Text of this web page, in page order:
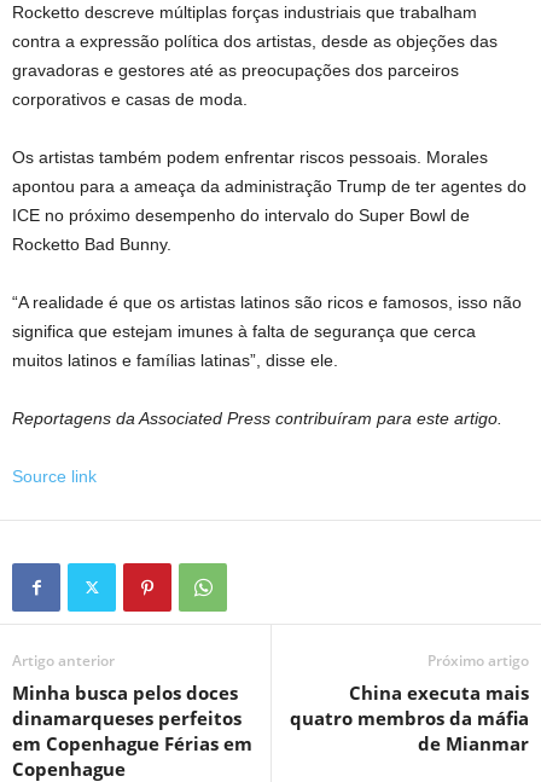
Rocketto descreve múltiplas forças industriais que trabalham
contra a expressão política dos artistas, desde as objeções das
gravadoras e gestores até as preocupações dos parceiros
corporativos e casas de moda.
Os artistas também podem enfrentar riscos pessoais. Morales
apontou para a ameaça da administração Trump de ter agentes do
ICE no próximo desempenho do intervalo do Super Bowl de
Rocketto Bad Bunny.
“A realidade é que os artistas latinos são ricos e famosos, isso não
significa que estejam imunes à falta de segurança que cerca
muitos latinos e famílias latinas”, disse ele.
Reportagens da Associated Press contribuíram para este artigo.
Source link
Artigo anterior
Minha busca pelos doces
dinamarqueses perfeitos
em Copenhague Férias em
Copenhague
Próximo artigo
China executa mais
quatro membros da máfia
de Mianmar